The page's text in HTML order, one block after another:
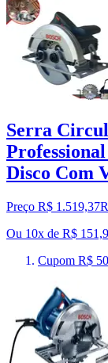
Serra
Disco Com
Preço R$ 1.519,37
Ou 10x de R$
Cupom R$